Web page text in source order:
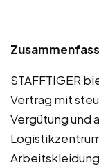
STAFFTIGER
Vertrag mit
Vergütung und